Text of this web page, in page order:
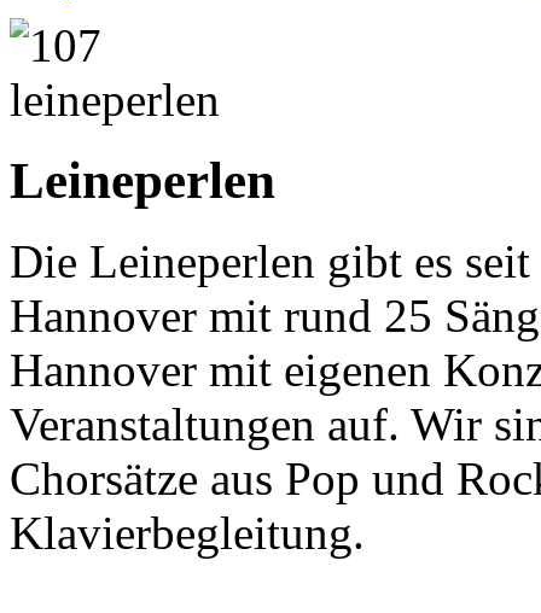
Leineperlen
Die Leineperlen gibt es
Hannover mit rund 25
Hannover mit eigenen
Veranstaltungen auf. Wir
Chorsätze aus Pop und
Klavierbegleitung.